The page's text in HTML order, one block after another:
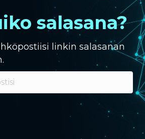
salasana?
linkin salasanan